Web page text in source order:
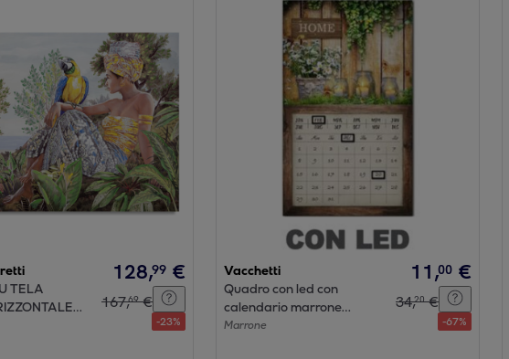
TELA
128,99 €
167,69 €
-23%
Vacchetti
Quadro con led con
calendario marrone
rettangolare cm30x50x1,8
Marrone
11,00 €
34,20 €
-67%